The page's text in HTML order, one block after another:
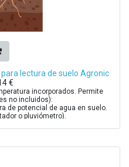
lectura de suelo Agronic
€
incorporados. Permite
no incluidos):
de potencial de agua en suelo.
o pluviómetro).